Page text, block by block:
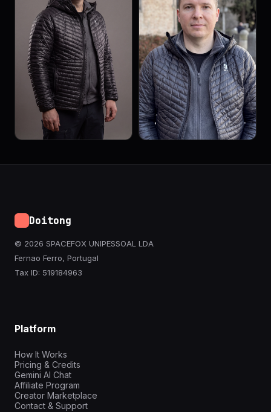
Doitong
© 2026 SPACEFOX UNIPESSOAL LDA
Fernao Ferro, Portugal
Tax ID: 519184963
Platform
How It Works
Pricing & Credits
Gemini AI Chat
Affiliate Program
Creator Marketplace
Contact & Support